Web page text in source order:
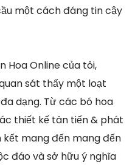
một cách đáng tin cậy
Hoa Online của tôi,
sát thấy một loạt
dạng. Từ các bó hoa
thiết kế tân tiến & phát
mang đến mang đến
đáo và sở hữu ý nghĩa